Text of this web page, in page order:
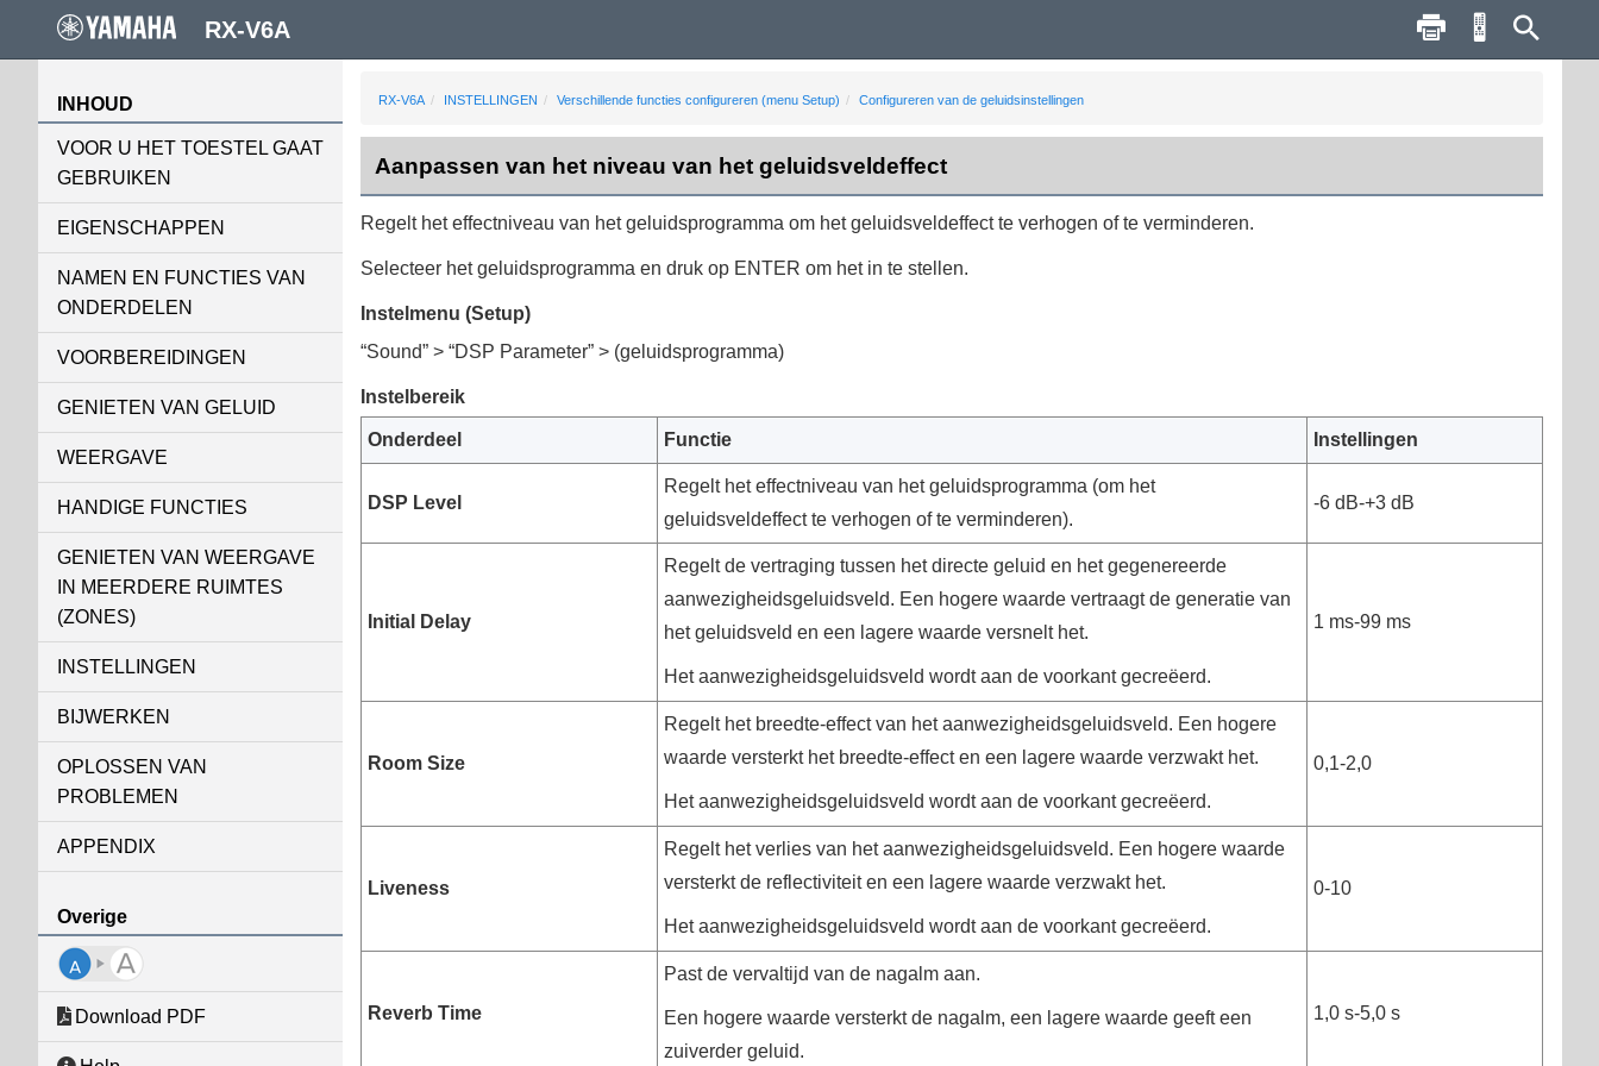
INHOUD
VOOR U HET TOESTEL GAAT
GEBRUIKEN
EIGENSCHAPPEN
NAMEN EN FUNCTIES VAN
ONDERDELEN
VOORBEREIDINGEN
GENIETEN VAN GELUID
WEERGAVE
HANDIGE FUNCTIES
GENIETEN VAN WEERGAVE
IN MEERDERE RUIMTES
(ZONES)
INSTELLINGEN
BIJWERKEN
OPLOSSEN VAN
PROBLEMEN
APPENDIX
Overige
Download PDF
RX-V6A INSTELLINGEN Verschillende functies configureren (menu Setup) Configureren van de geluidsinstellingen
Aanpassen van het niveau van het geluidsveldeffect
Regelt het effectniveau van het geluidsprogramma om het geluidsveldeffect te verhogen of te verminderen.
Selecteer het geluidsprogramma en druk op ENTER om het in te stellen.
Instelmenu (Setup)
“Sound” > “DSP Parameter” > (geluidsprogramma)
Instelbereik
Onderdeel Functie Instellingen
DSP Level
Regelt het effectniveau van het geluidsprogramma (om het
geluidsveldeffect te verhogen of te verminderen).
-6 dB-+3 dB
Initial Delay
Regelt de vertraging tussen het directe geluid en het gegenereerde
aanwezigheidsgeluidsveld. Een hogere waarde vertraagt de generatie van
het geluidsveld en een lagere waarde versnelt het.
Het aanwezigheidsgeluidsveld wordt aan de voorkant gecreëerd.
1 ms-99 ms
Room Size
Regelt het breedte-effect van het aanwezigheidsgeluidsveld. Een hogere
waarde versterkt het breedte-effect en een lagere waarde verzwakt het.
Het aanwezigheidsgeluidsveld wordt aan de voorkant gecreëerd.
0,1-2,0
Liveness
Regelt het verlies van het aanwezigheidsgeluidsveld. Een hogere waarde
versterkt de reflectiviteit en een lagere waarde verzwakt het.
Het aanwezigheidsgeluidsveld wordt aan de voorkant gecreëerd.
0-10
Reverb Time
Past de vervaltijd van de nagalm aan.
Een hogere waarde versterkt de nagalm, een lagere waarde geeft een
zuiverder geluid.
1,0 s-5,0 s
RX-V6A